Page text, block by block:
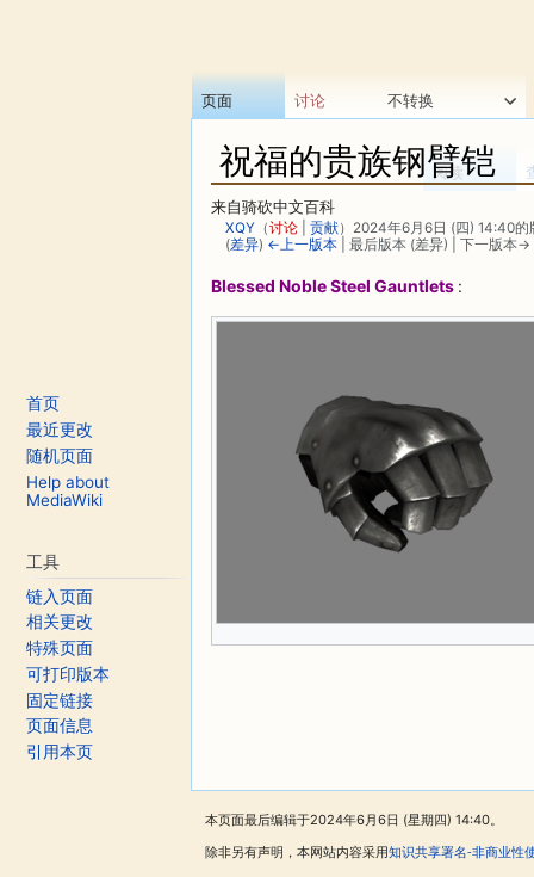
祝福的贵族钢臂铠
来自骑砍中文百科
XQY（讨论| 贡献） 2024年6月6日 (四) 14:40的
(差异) ←上一版本| 最后版本 (差异) | 下一版本→
Blessed Noble Steel Gauntlets :
页面 讨论 不转换
阅读
首页
最近更改
随机页面
Help about
MediaWiki
工具
链入页面
相关更改
特殊页面
可打印版本
固定链接
页面信息
引用本页
本页面最后编辑于2024年6月6日 (星期四) 14:40。
除非另有声明，本网站内容采用知识共享署名-非商业性